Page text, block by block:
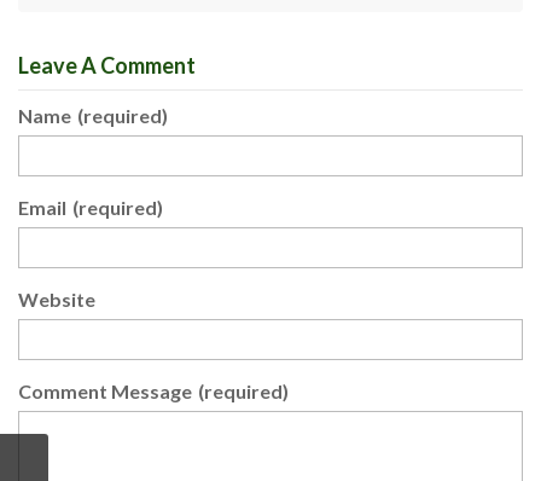
Leave A Comment
Name (required)
Email (required)
Website
Comment Message (required)